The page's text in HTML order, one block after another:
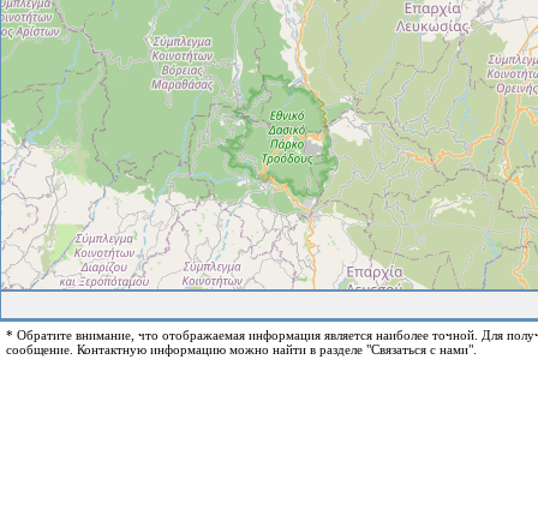
* Обратите внимание, что отображаемая информация является наиболее точной. Для
сообщение. Контактную информацию можно найти в разделе "Связаться с нами".